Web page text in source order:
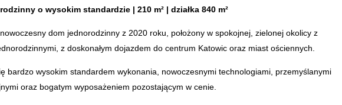
o wysokim standardzie | 210 m² | działka 840 m²
dom jednorodzinny z 2020 roku, położony w spokojnej, zielonej okolicy z
z doskonałym dojazdem do centrum Katowic oraz miast ościennych.
bardzo wysokim standardem wykonania, nowoczesnymi technologiami, przemyślanymi
oraz bogatym wyposażeniem pozostającym w cenie.